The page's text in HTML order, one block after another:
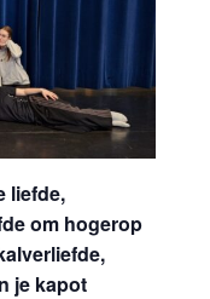
liefde,
om hogerop
je kapot